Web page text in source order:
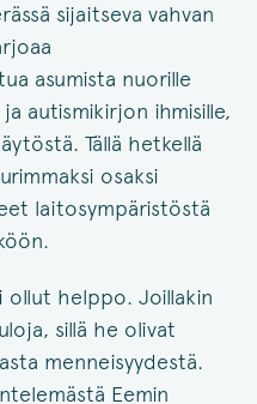
sijaitseva vahvan
asumista nuorille
autismikirjon ihmisille,
Tällä hetkellä
osaksi
laitosympäristöstä
ollut helppo. Joillakin
sillä he olivat
menneisyydestä.
Eemin